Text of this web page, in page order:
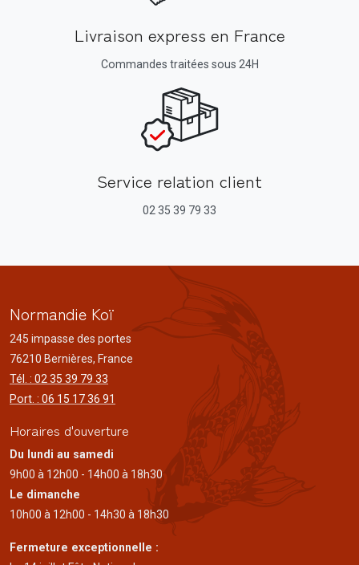
Livraison express en France
Commandes traitées sous 24H
Service relation client
02 35 39 79 33
Normandie Koï
245 impasse des portes
76210 Bernières, France
Tél. : 02 35 39 79 33
Port. : 06 15 17 36 91
Horaires d'ouverture
Du lundi au samedi
9h00 à 12h00 - 14h00 à 18h30
Le dimanche
10h00 à 12h00 - 14h30 à 18h30
Fermeture exceptionnelle :